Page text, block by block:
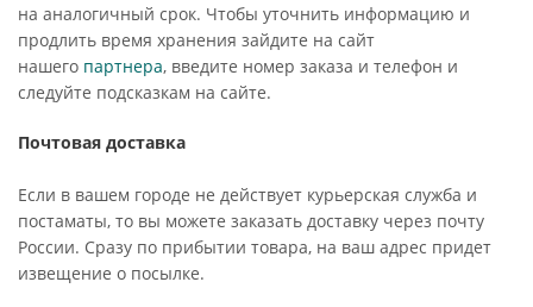
на аналогичный срок. Чтобы уточнить информацию и
продлить время хранения зайдите на сайт
нашего партнера, введите номер заказа и телефон и
следуйте подсказкам на сайте.
Почтовая доставка
Если в вашем городе не действует курьерская служба и
постаматы, то вы можете заказать доставку через почту
России. Сразу по прибытии товара, на ваш адрес придет
извещение о посылке.